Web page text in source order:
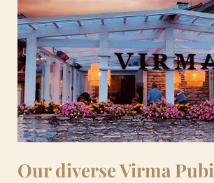
Our diverse Virma Pubi